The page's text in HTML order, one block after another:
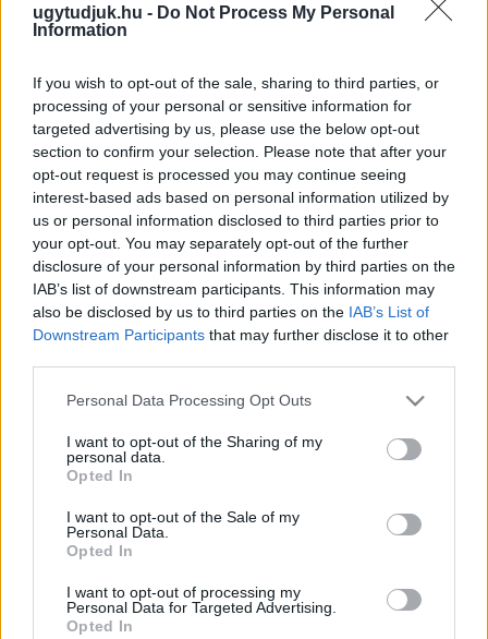
ugytudjuk.hu - Do Not Process My Personal
Information
If you wish to opt-out of the sale, sharing to third parties, or
processing of your personal or sensitive information for
targeted advertising by us, please use the below opt-out
section to confirm your selection. Please note that after your
opt-out request is processed you may continue seeing
interest-based ads based on personal information utilized by
us or personal information disclosed to third parties prior to
your opt-out. You may separately opt-out of the further
disclosure of your personal information by third parties on the
IAB’s list of downstream participants. This information may
also be disclosed by us to third parties on the IAB’s List of
Downstream Participants that may further disclose it to other
Please note that this website/app uses one or more Google
not limited to your visit or usage behaviour. You may click to
grant or deny consent to Google and its third-party tags to
use your data for below specified purposes in below Google
consent section.
Personal Data Processing Opt Outs
I want to opt-out of the Sharing of my
personal data.
Opted In
I want to opt-out of the Sale of my
Personal Data.
Opted In
I want to opt-out of processing my
Personal Data for Targeted Advertising.
Opted In
2023. május. 08. 11:57
Idejében jött a segítség.
KÖRMENDI RENDŐRT
2023. március. 22. 16:35
Ketten is neki köszönhetik életüket.
A SZÍNPADON ÉLESZTETTEK ÚJRA EGY
NÉPTÁNCOST A RÉPCELAKI FALUNAPON
2022. augusztus. 22. 11:04
A mentőápolóként dolgozó tánctársa kezdte meg az
újraélesztést, amíg a nézők elrohantak a helyi kultúrházban
kihelyezett defibrillátorért.
ELKÉPESZTŐ ÉLETMENTÉST HAJTOTTAK
VÉGRE A MENTŐK EGY SZOMBATHELYI
TEKÉZŐBEN
2022. augusztus. 15. 14:00
Gurítás közben lett rosszul egy 70 éves férfi.
TESTVÉRE ÉLESZTETTE ÚJRA A
SZOMBATHELYI FÉRFIT
Már nem lélegzett, amikor a nővére beavatkozott.
ÉGŐ HÁZBÓL MENTETTEK KI EGY 71 ÉVES,
2022. március. 30. 10:11
A gyors beavatkozásnak köszönhetően senki nem sérült meg.